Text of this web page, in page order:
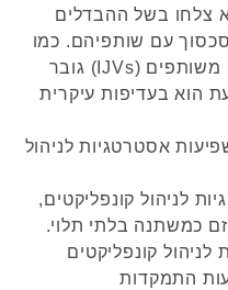
צלחו בשל ההבדלים
עם שותפיהם. כמו
כן, השימוש הבינלאומי במיזמים משותפים (IJVs) גובר
הוא בעדיפות עיקרית
אסטרטגיות לניהול
לניהול קונפליקטים,
כמשתנה בלתי תלוי.
קונפליקטים
התמקדות